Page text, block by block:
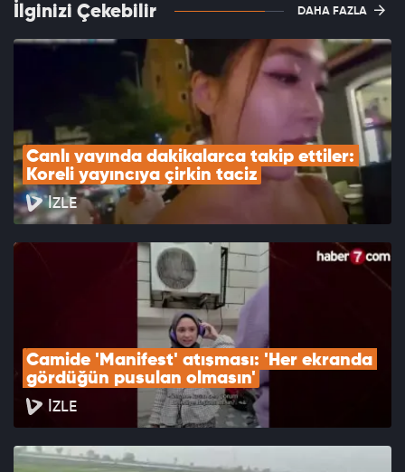
İlginizi Çekebilir DAHA FAZLA
Canlı yayında dakikalarca takip ettiler:
Koreli yayıncıya çirkin taciz
İZLE
Camide 'Manifest' atışması: 'Her ekranda
gördüğün pusulan olmasın'
İZLE